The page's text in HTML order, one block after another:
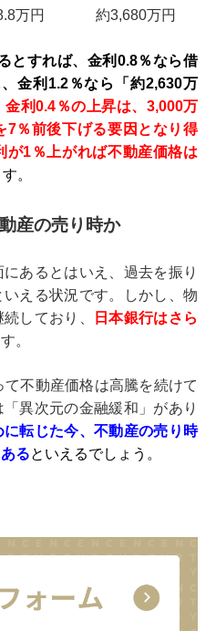
万円 約3,680万円
とすれば、金利0.8％なら借
金利1.2％なら「約2,630万
金利0.4％の上昇は、3,000万
7％前後下げる要因となり得
が1％上がれば不動産価格は
。
産の売り時か
あるとはいえ、過去を振り
える状況です。しかし、物
しており、
日本銀行はさら
。
不動産価格は高騰を続けて
異次元の金融緩和」があり
転じた今、不動産の売り時
るといえるでしょう。